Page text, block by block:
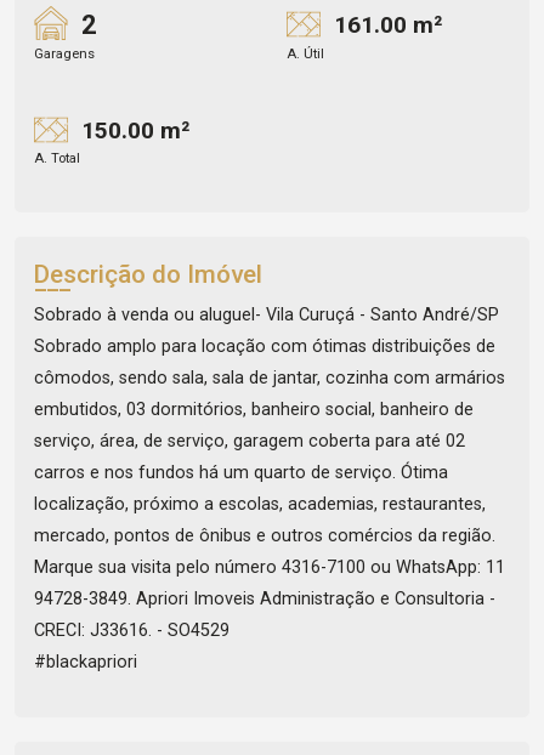
2
Garagens
161.00 m²
A. Útil
150.00 m²
A. Total
Descrição do Imóvel
Sobrado à venda ou aluguel- Vila Curuçá - Santo André/SP
Sobrado amplo para locação com ótimas distribuições de
cômodos, sendo sala, sala de jantar, cozinha com armários
embutidos, 03 dormitórios, banheiro social, banheiro de
serviço, área, de serviço, garagem coberta para até 02
carros e nos fundos há um quarto de serviço. Ótima
localização, próximo a escolas, academias, restaurantes,
mercado, pontos de ônibus e outros comércios da região.
Marque sua visita pelo número 4316-7100 ou WhatsApp: 11
94728-3849. Apriori Imoveis Administração e Consultoria -
CRECI: J33616. - SO4529
#blackapriori